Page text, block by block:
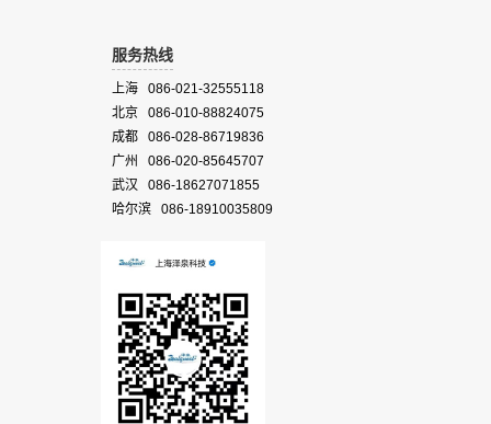
服务热线
上海 086-021-32555118
北京 086-010-88824075
成都 086-028-86719836
广州 086-020-85645707
武汉 086-18627071855
哈尔滨 086-18910035809